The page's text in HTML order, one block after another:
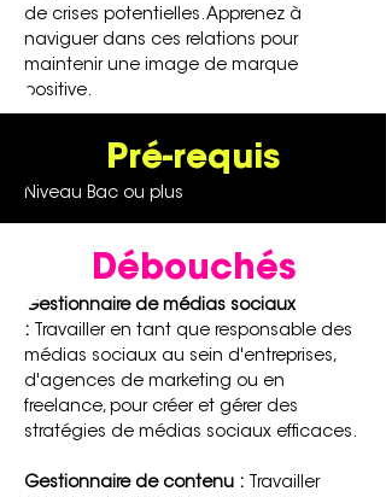
de crises potentielles. Apprenez à
naviguer dans ces relations pour
maintenir une image de marque
positive.
Pré-requis
Niveau Bac ou plus
Débouchés
Gestionnaire de médias sociaux
: Travailler en tant que responsable des
médias sociaux au sein d'entreprises,
d'agences de marketing ou en
freelance, pour créer et gérer des
stratégies de médias sociaux efficaces.
Gestionnaire de contenu : Travailler